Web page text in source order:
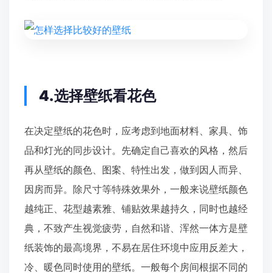
4.选择壁纸看花色
在决定壁纸的花色时，应考虑到地面材料、家具、饰
品和灯光的同步设计。先确定自己喜欢的风格，然后
再从壁纸的颜色、图案、特性出发，做到因人而异、
因房而异。除尺寸等特殊效果外，一般来说壁纸颜色
越纯正、花型越素雅、铺贴效果越持久，同时也越经
典，不致产生视觉疲劳，自然和谐、浑然一体方是壁
纸装饰的最高境界，不易在居住环境中应用反差大，
冷、暖色同时使用的壁纸。一般每个房间根据不同的